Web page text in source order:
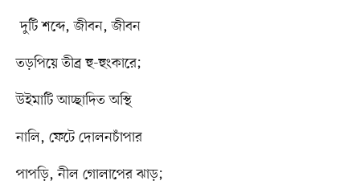
দুটি শব্দে, জীবন, জীবন
তড়পিয়ে তীব্র হু-হুংকারে;
উইমাটি আচ্ছাদিত অস্থি
নালি, ফেটে দোলনচাঁপার
পাপড়ি, নীল গোলাপের ঝাড়;